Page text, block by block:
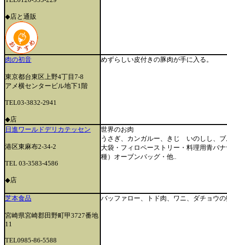
◆店と通販
肉の初音
東京都台東区上野4丁目7-8
アメ横センタービル地下1階
TEL03-3832-2941
◆店
めずらしい皮付きの豚肉が手に入る。
日進ワールドデリカテッセン
港区東麻布2-34-2
TEL 03-3583-4586
◆店
世界のお肉
うさぎ、カンガルー、きじ いのしし、
大袋・フィロペーストリー・料理用青バ
種）オーブンバッグ・他..
芝本食品
宮崎県宮崎郡田野町甲3727番地
11
TEL0985-86-5588
バッファロー、トド肉、ワニ、ダチョウ